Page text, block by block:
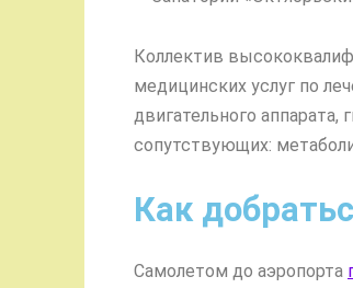
Коллектив
медицинских услуг по
двигательного аппарата,
сопутствующих:
Как
Самолетом до аэропорта